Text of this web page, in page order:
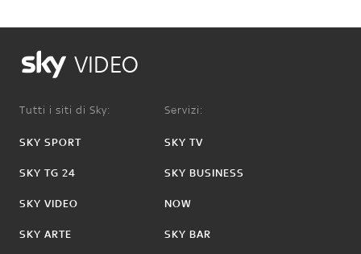
VIDEO
Tutti i siti di Sky:
SKY SPORT
SKY TG 24
SKY VIDEO
SKY ARTE
Servizi:
SKY TV
SKY BUSINESS
NOW
SKY BAR